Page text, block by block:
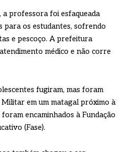
a professora foi esfaqueada
para os estudantes, sofrendo
e pescoço. A prefeitura
médico e não corre
fugiram, mas foram
em um matagal próximo à
encaminhados à Fundação
(Fase).